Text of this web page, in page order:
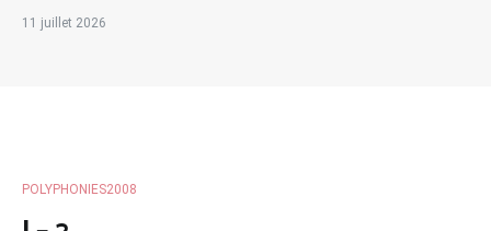
11 juillet 2026
POLYPHONIES2008